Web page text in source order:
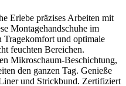
Erlebe präzises Arbeiten mit
Montagehandschuhe im
und optimale
feuchten Bereichen.
Mikroschaum-Beschichtung,
den ganzen Tag. Genieße
und Strickbund. Zertifiziert